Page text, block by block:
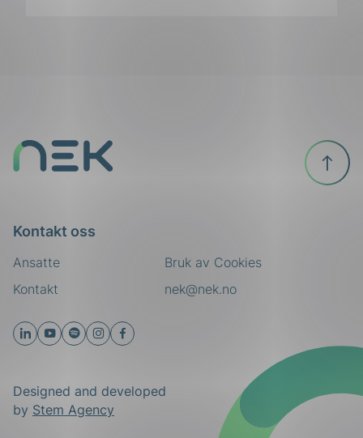
Kontakt oss
Ansatte
nek@nek.no
Kontakt
Bruk av Cookies
Designed and developed
by Stem Agency
Til
toppen